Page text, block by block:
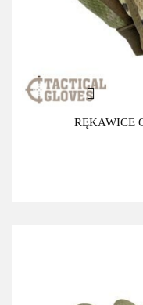
RĘKAWICE